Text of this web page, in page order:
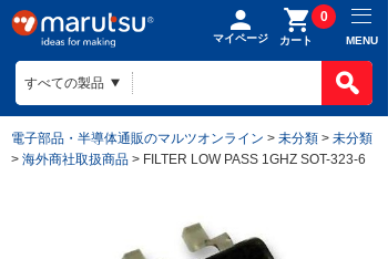
マイページ カート
0
MENU
電子部品・半導体通販のマルツオンライン > 未分類 > 未分類
> 海外商社取扱商品 > FILTER LOW PASS 1GHZ SOT-323-6